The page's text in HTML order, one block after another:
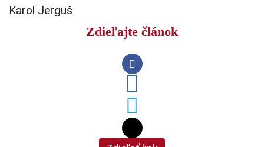
Karol Jerguš
Zdieľajte článok